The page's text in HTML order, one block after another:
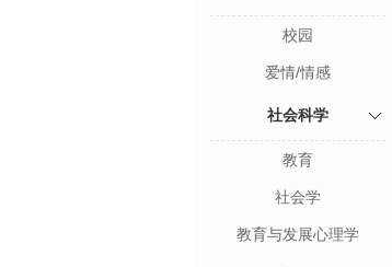
校园
爱情/情感
社会科学
教育
社会学
教育与发展心理学